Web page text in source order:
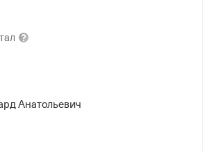
Анатольевич